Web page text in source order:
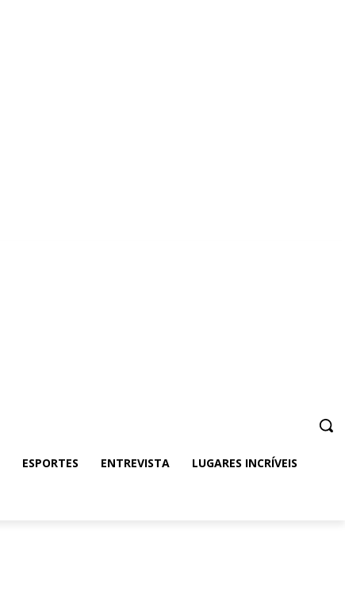
ESPORTES ENTREVISTA LUGARES INCRÍVEIS